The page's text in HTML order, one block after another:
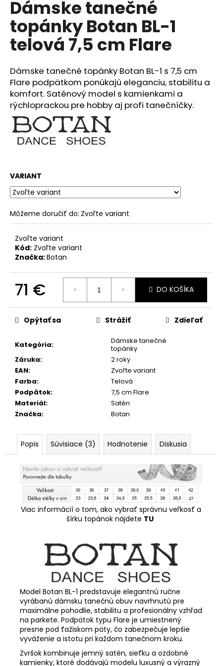
je
0,0
z
5
hviezdičiek.
Dámske tanečné
topánky Botan BL-1
telová 7,5 cm Flare
Dámske tanečné topánky Botan BL-1 s 7,5 cm
Flare podpätkom ponúkajú eleganciu, stabilitu a
komfort. Saténový model s kamienkami a
rýchloprackou pre hobby aj profi tanečníčky.
VARIANT
Môžeme doručiť do: Zvoľte variant
Zvoľte variant
Kód: Zvoľte variant
Značka:Botan
71 €
cena:
DO KOŠÍKA
Kategória:
Dámske tanečné
topánky
Záruka:
2 roky
EAN:
Zvoľte variant
Farba:
Telová
Podpätok:
7,5 cm Flare
Materiál:
Satén
Značka: Botan
Opýtať sa Strážiť Zdieľať
Popis Súvisiace (3) Hodnotenie Diskusia
Viac informácií o tom, ako vybrať správnu veľkosť a
šírku topánok nájdete TU
Model Botan BL-1 predstavuje elegantnú ručne
vyrábanú dámsku tanečnú obuv navrhnutú pre
maximálne pohodlie, stabilitu a profesionálny vzhľad
na parkete. Podpätok typu Flare je umiestnený
presne pod ťažiskom päty, čo zabezpečuje lepšie
vyváženie a istotu pri každom tanečnom kroku.
Zvršok kombinuje jemný satén, sieťku a ozdobné
kamienky, ktoré dodávajú modelu luxusný a výrazný
á
j
s
ť
?
HĽADAŤ
p
o
r
ú
č
a
m
e